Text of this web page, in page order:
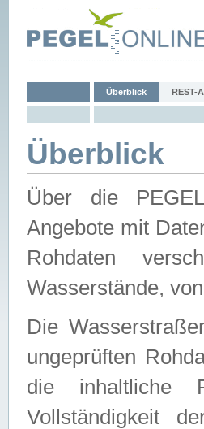
Überblick REST-
Überblick
Über die
Angebote mit
Rohdaten
Wasserstände,
Die
ungeprüften
die inhaltliche
Vollständigkeit